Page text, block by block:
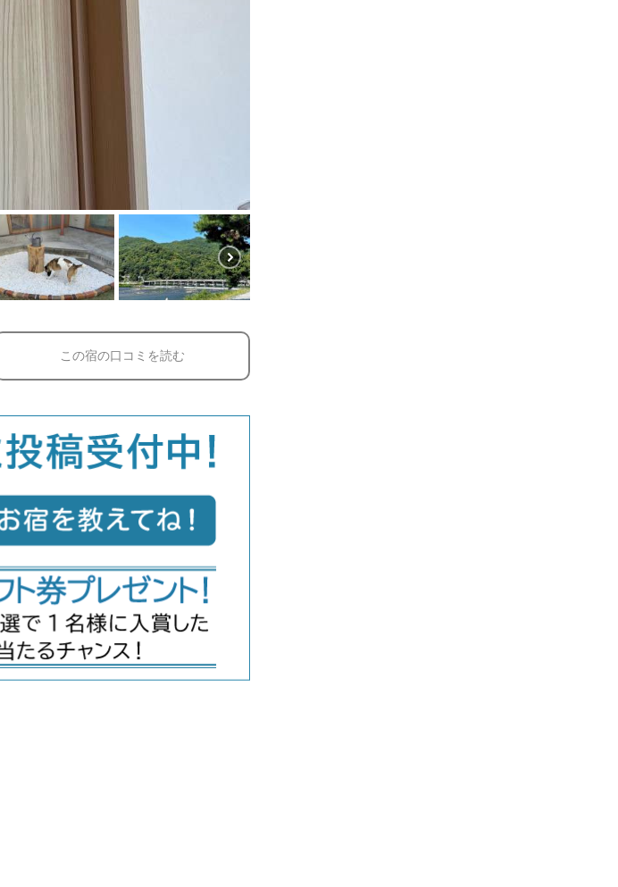
この宿の口コミを読む